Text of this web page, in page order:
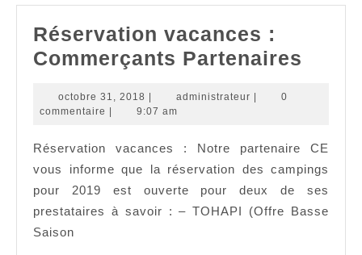
Réservation vacances :
Commerçants Partenaires
octobre 31, 2018 octobre
31,
administrateur administrateur
0
commentaire
9:07 am
Réservation vacances : Notre partenaire CE
vous informe que la réservation des campings
pour 2019 est ouverte pour deux de ses
prestataires à savoir : – TOHAPI (Offre Basse
Saison